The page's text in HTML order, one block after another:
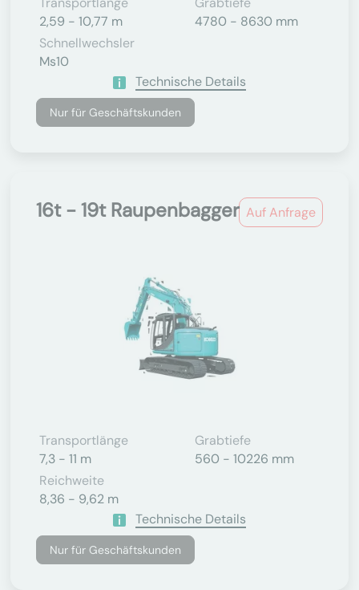
2,59 - 10,77 m
4780 - 8630 mm
Schnellwechsler
Ms10
Technische Details
Nur für Geschäftskunden
Auf Anfrage
16t - 19t Raupenbagger
Transportlänge
7,3 - 11 m
Grabtiefe
560 - 10226 mm
Reichweite
8,36 - 9,62 m
Technische Details
Nur für Geschäftskunden